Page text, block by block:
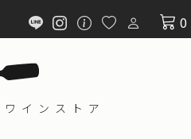
0
ワインストア